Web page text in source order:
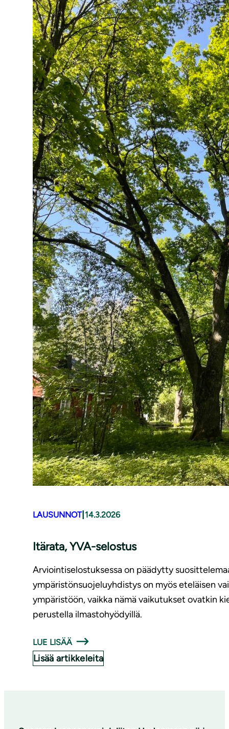
LAUSUNNOT| 14.3.2026
Itärata, YVA-selostus
Arviointiselostuksessa on päädytty
ympäristönsuojeluyhdistys on myös eteläisen
ympäristöön, vaikka nämä vaikutukset ovatkin
perustella ilmastohyödyillä.
LUE LISÄÄ
Lisää artikkeleita